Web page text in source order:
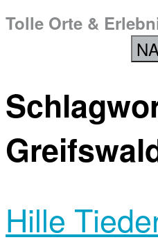
Tolle Orte &
Hille